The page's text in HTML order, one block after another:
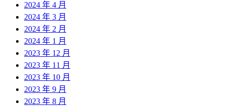
2024 年 4 月
2024 年 3 月
2024 年 2 月
2024 年 1 月
2023 年 12 月
2023 年 11 月
2023 年 10 月
2023 年 9 月
2023 年 8 月